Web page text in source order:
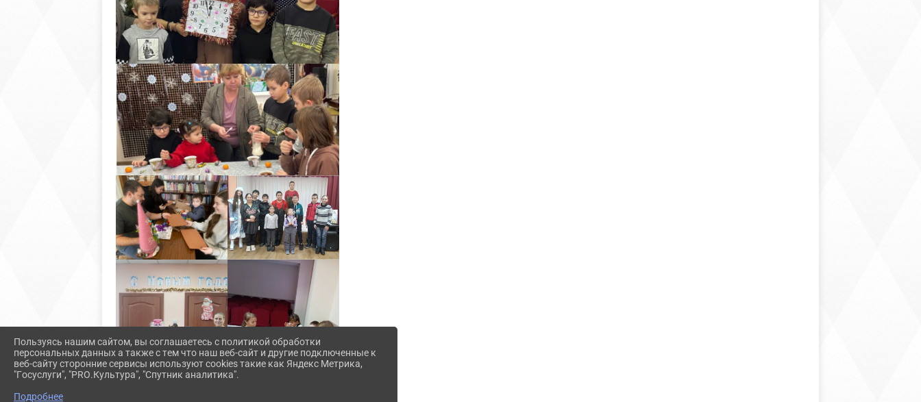
Пользуясь нашим сайтом, вы соглашаетесь с политикой обработки
персональных данных а также с тем что наш веб-сайт и другие подключенные к
веб-сайту сторонние сервисы используют cookies такие как Яндекс Метрика,
"Госуслуги", "PRO.Культура", "Спутник аналитика".
Подробнее